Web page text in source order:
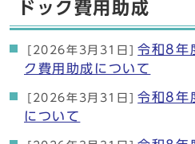
ドック費用助成
[2026年3月31日]
令和8年
ク費用助成について
[2026年3月31日]
令和8年
について